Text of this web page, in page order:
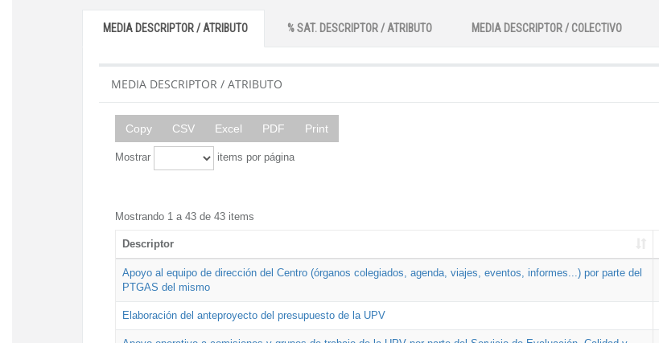
MEDIA DESCRIPTOR / ATRIBUTO % SAT. DESCRIPTOR / ATRIBUTO MEDIA DESCRIPTOR / COLECTIVO
MEDIA DESCRIPTOR / ATRIBUTO
Copy CSV Excel PDF Print
Mostrar items por página
Mostrando 1 a 43 de 43 items
Descriptor
Apoyo al equipo de dirección del Centro (órganos colegiados, agenda, viajes, eventos, informes...) por parte del
PTGAS del mismo
Elaboración del anteproyecto del presupuesto de la UPV